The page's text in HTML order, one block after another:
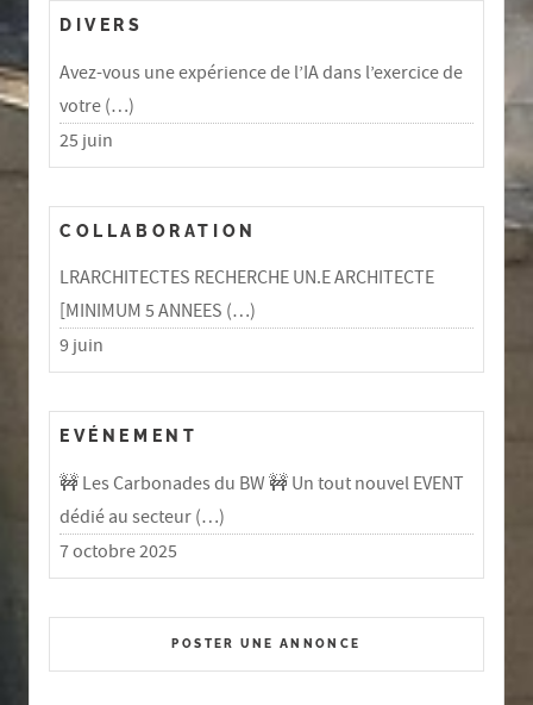
DIVERS
Avez-vous une expérience de l’IA dans l’exercice de
votre (…)
25 juin
COLLABORATION
LRARCHITECTES RECHERCHE UN.E ARCHITECTE
[MINIMUM 5 ANNEES (…)
9 juin
EVÉNEMENT
🚧 Les Carbonades du BW 🚧 Un tout nouvel EVENT
dédié au secteur (…)
7 octobre 2025
POSTER UNE ANNONCE